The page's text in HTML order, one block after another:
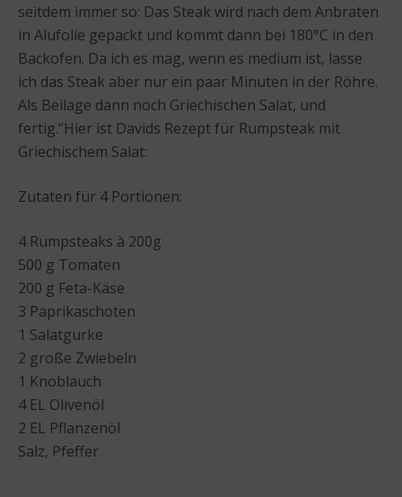
seitdem immer so: Das Steak wird nach dem Anbraten
in Alufolie gepackt und kommt dann bei 180°C in den
Backofen. Da ich es mag, wenn es medium ist, lasse
ich das Steak aber nur ein paar Minuten in der Röhre.
Als Beilage dann noch Griechischen Salat, und
fertig.”Hier ist Davids Rezept für Rumpsteak mit
Griechischem Salat:
Zutaten für 4 Portionen:
4 Rumpsteaks à 200g
500 g Tomaten
200 g Feta-Käse
3 Paprikaschoten
1 Salatgurke
2 große Zwiebeln
1 Knoblauch
4 EL Olivenöl
2 EL Pflanzenöl
Salz, Pfeffer